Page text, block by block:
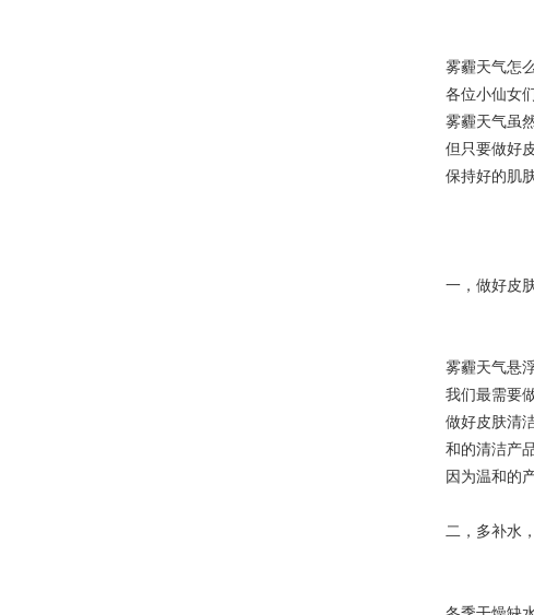
雾霾天气怎
各位小仙女
雾霾天气虽
但只要做好
保持好的肌
一，做好皮
雾霾天气悬
我们最需要
做好皮肤清
和的清洁产
因为温和的
二，多补水